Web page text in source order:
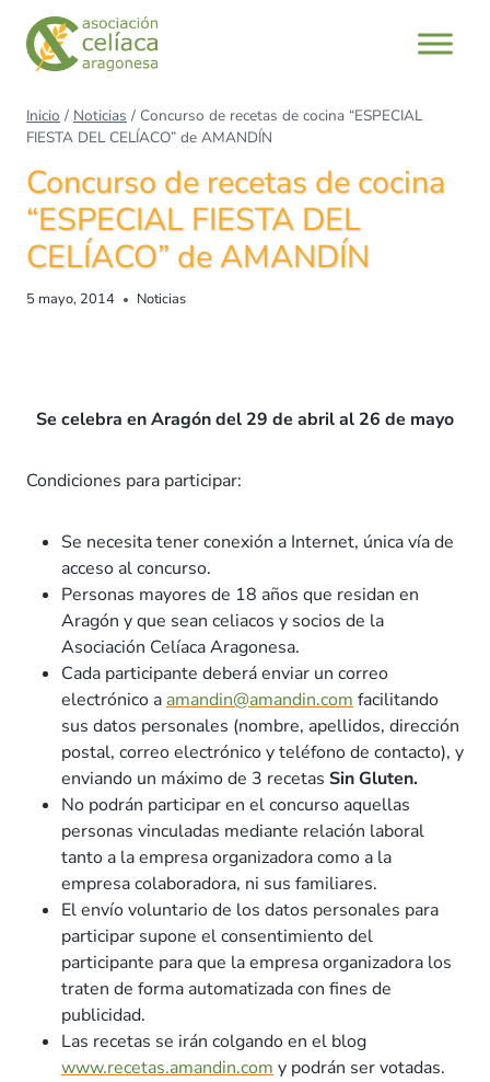
Saltar
contenido
Inicio / Noticias / Concurso de recetas de cocina “ESPECIAL
FIESTA DEL CELÍACO” de AMANDÍN
Concurso de recetas de cocina
“ESPECIAL FIESTA DEL
CELÍACO” de AMANDÍN
5 mayo, 2014 Noticias
Se celebra en Aragón del 29 de abril al 26 de mayo
Condiciones para participar:
Se necesita tener conexión a Internet, única vía de
acceso al concurso.
Personas mayores de 18 años que residan en
Aragón y que sean celiacos y socios de la
Asociación Celíaca Aragonesa.
Cada participante deberá enviar un correo
electrónico a amandin@amandin.com facilitando
sus datos personales (nombre, apellidos, dirección
postal, correo electrónico y teléfono de contacto), y
enviando un máximo de 3 recetas Sin Gluten.
No podrán participar en el concurso aquellas
personas vinculadas mediante relación laboral
tanto a la empresa organizadora como a la
empresa colaboradora, ni sus familiares.
El envío voluntario de los datos personales para
participar supone el consentimiento del
participante para que la empresa organizadora los
traten de forma automatizada con fines de
publicidad.
Las recetas se irán colgando en el blog
www.recetas.amandin.com y podrán ser votadas.